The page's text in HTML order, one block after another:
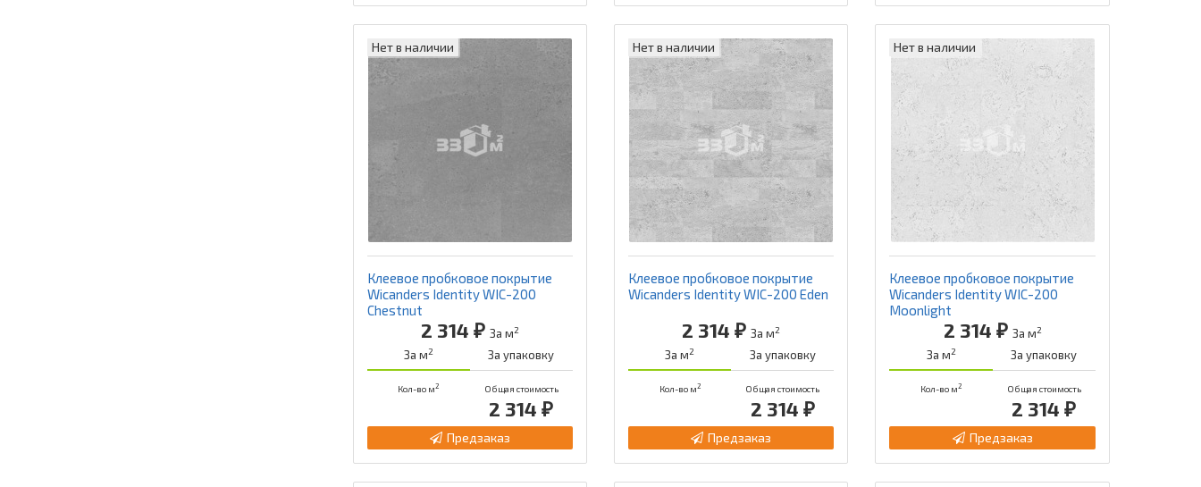
Нет в наличии
Клеевое пробковое покрытие
Wicanders Identity WIC-200
Chestnut
2 314 ₽ За м2
За м2 За упаковку
Кол-во м2 Общая стоимость
2 314 ₽
Предзаказ
Нет в наличии
Клеевое пробковое покрытие
Wicanders Identity WIC-200 Eden
2 314 ₽За м2
За м2 За упаковку
Кол-во м2 Общая стоимость
2 314 ₽
Предзаказ
Нет в наличии
Клеевое пробковое покрытие
Wicanders Identity WIC-200
Moonlight
2 314 ₽ За м2
За м2 За упаковку
Кол-во м2 Общая стоимость
2 314 ₽
Предзаказ